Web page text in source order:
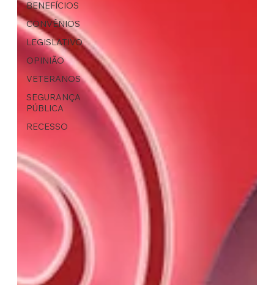
BENEFÍCIOS
CONVÊNIOS
LEGISLATIVO
OPINIÃO
VETERANOS
SEGURANÇA
PÚBLICA
RECESSO